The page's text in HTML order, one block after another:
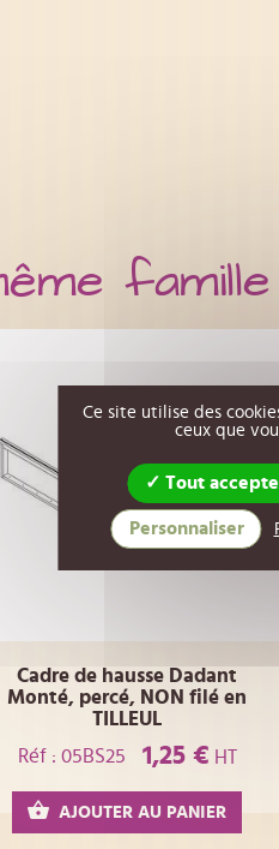
famille
Cadre de hausse Dadant
Monté, percé, NON filé en
TILLEUL
Réf : 05BS25
1,25 € HT
AJOUTER AU PANIER
Ce site utilise des
ceux que
Tout
Personnaliser